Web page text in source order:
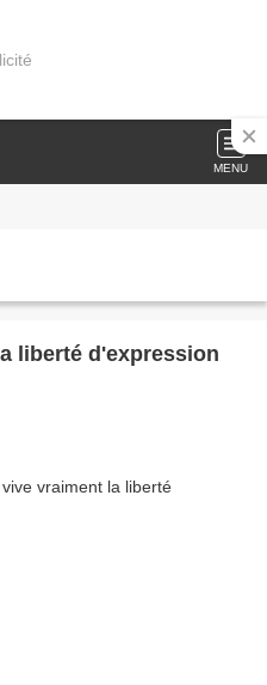
MENU
liberté d'expression